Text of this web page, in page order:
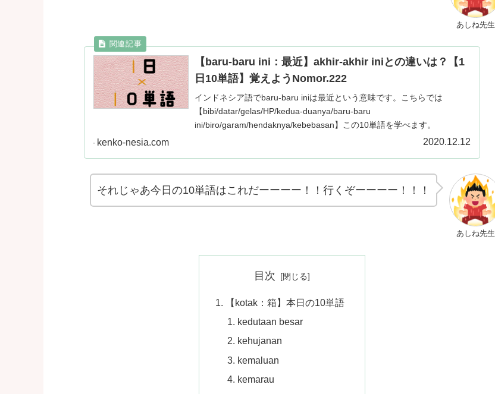
あしね先生
【baru-baru ini：最近】akhir-akhir iniとの違いは？【1
日10単語】覚えようNomor.222
インドネシア語でbaru-baru iniは最近という意味です。こちらでは
【bibi/datar/gelas/HP/kedua-duanya/baru-baru
ini/biro/garam/hendaknya/kebebasan】この10単語を学べます。
kenko-nesia.com 2020.12.12
あしね先生
それじゃあ今日の10単語はこれだーーーー！！行くぞーーーー！！！
目次
【kotak：箱】本日の10単語
kedutaan besar
kehujanan
kemaluan
kemarau